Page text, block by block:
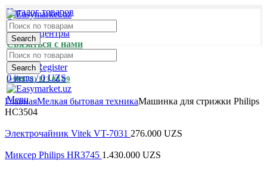
Каталог товаров
Оплата и доставка
Сервис-центры
Связаться с нами
(+99878) 113 08 09
Search
Login / Register
0items/ 0UZS
Menu
Search
ГлавнаяМелкая бытовая техникаМашинка для стрижки Philips
HC3504
Электрочайник Vitek VT-7031 276.000 UZS
Миксер Philips HR3745 1.430.000 UZS